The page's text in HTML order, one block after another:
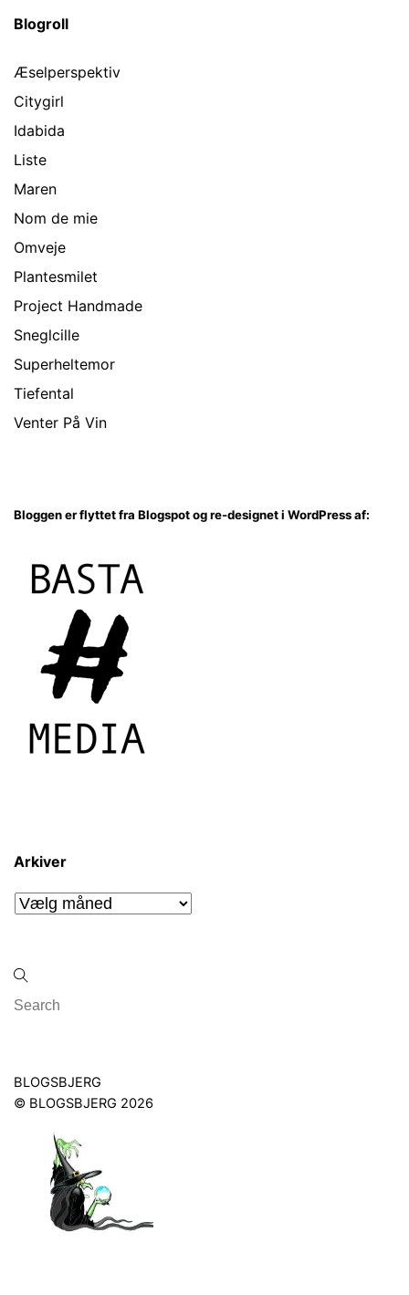
Blogroll
Æselperspektiv
Citygirl
Idabida
Liste
Maren
Nom de mie
Omveje
Plantesmilet
Project Handmade
Sneglcille
Superheltemor
Tiefental
Venter På Vin
Bloggen er flyttet fra Blogspot og re-designet i WordPress af:
Arkiver
Arkiver
Back
To
BLOGSBJERG
© BLOGSBJERG 2026